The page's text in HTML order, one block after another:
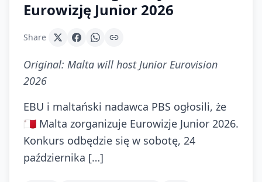
Eurowizję Junior 2026
Share
Original: Malta will host Junior Eurovision
2026
EBU i maltański nadawca PBS ogłosili, że
🇲🇹 Malta zorganizuje Eurowizje Junior 2026.
Konkurs odbędzie się w sobotę, 24
października […]